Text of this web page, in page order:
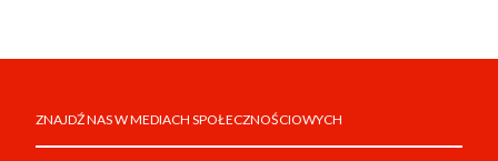
ZNAJDŹ NAS W MEDIACH SPOŁECZNOŚCIOWYCH